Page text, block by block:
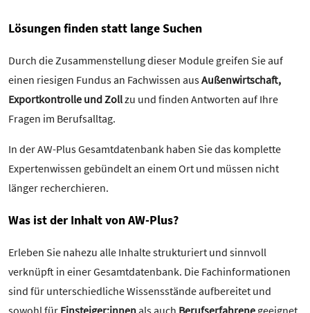
Lösungen finden statt lange Suchen
Durch die Zusammenstellung dieser Module greifen Sie auf
einen riesigen Fundus an Fachwissen ausAußenwirtschaft,
Exportkontrolle und Zollzu und finden Antworten auf Ihre
Fragen im Berufsalltag.
In der AW-Plus Gesamtdatenbank haben Sie das komplette
Expertenwissen gebündelt an einem Ort und müssen nicht
länger recherchieren.
Was ist der Inhalt von AW-Plus?
Erleben Sie nahezu alle Inhalte strukturiert und sinnvoll
verknüpft in einer Gesamtdatenbank. Die Fachinformationen
sind für unterschiedliche Wissensstände aufbereitet und
sowohl für Einsteiger:innenals auch Berufserfahrene geeignet.